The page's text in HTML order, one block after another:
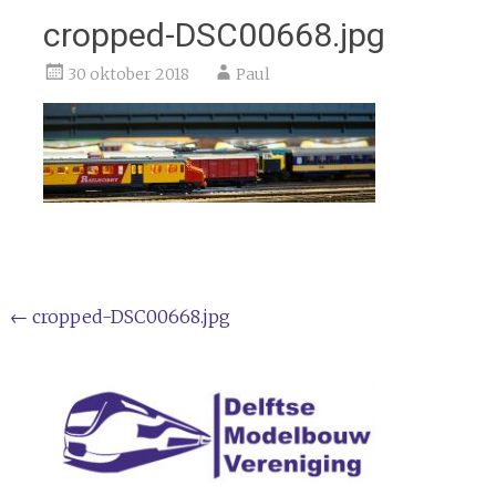
cropped-DSC00668.jpg
30 oktober 2018 Paul
Bericht
← cropped-DSC00668.jpg